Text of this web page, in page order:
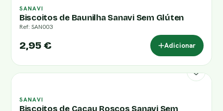
SANAVI
Biscoitos de Baunilha Sanavi Sem Glúten
Ref: SAN003
2,95 € Adicionar
SANAVI
Biscoitos de Cacau Roscos Sanavi Sem